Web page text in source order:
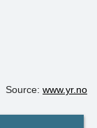
Source: www.yr.no